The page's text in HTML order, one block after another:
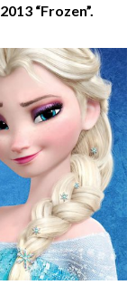
2013 “Frozen”.